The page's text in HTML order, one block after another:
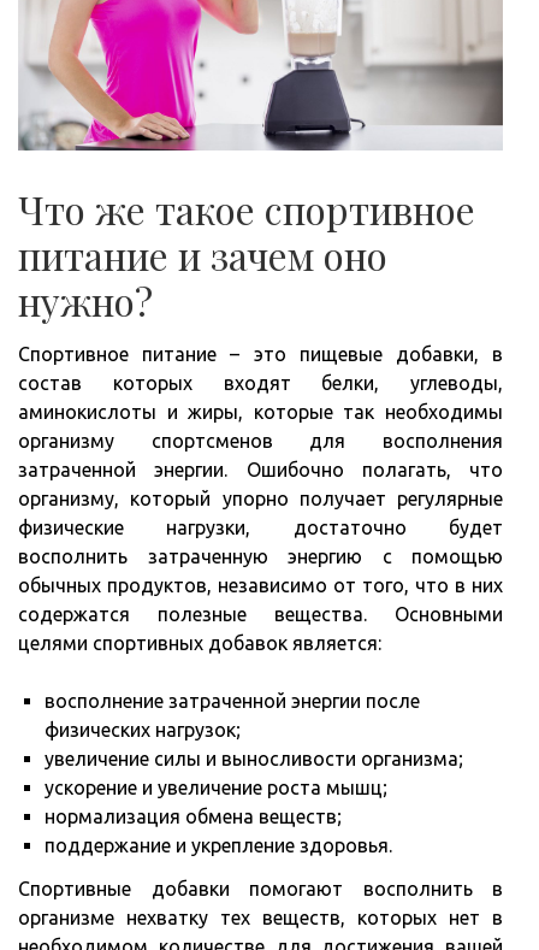
Что же такое спортивное
питание и зачем оно
нужно?
Спортивное питание – это пищевые добавки, в
состав которых входят белки, углеводы,
аминокислоты и жиры, которые так необходимы
организму спортсменов для восполнения
затраченной энергии. Ошибочно полагать, что
организму, который упорно получает регулярные
физические нагрузки, достаточно будет
восполнить затраченную энергию с помощью
обычных продуктов, независимо от того, что в них
содержатся полезные вещества. Основными
целями спортивных добавок является:
восполнение затраченной энергии после
физических нагрузок;
увеличение силы и выносливости организма;
ускорение и увеличение роста мышц;
нормализация обмена веществ;
поддержание и укрепление здоровья.
Спортивные добавки помогают восполнить в
организме нехватку тех веществ, которых нет в